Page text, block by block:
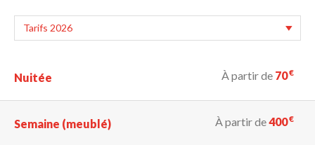
Nuitée À partir de 70€
Semaine (meublé) À partir de400€